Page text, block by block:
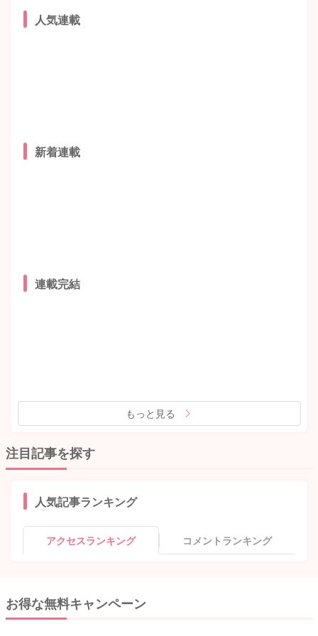
人気連載
新着連載
連載完結
もっと見る
注目記事を探す
人気記事ランキング
アクセスランキング コメントランキング
お得な無料キャンペーン